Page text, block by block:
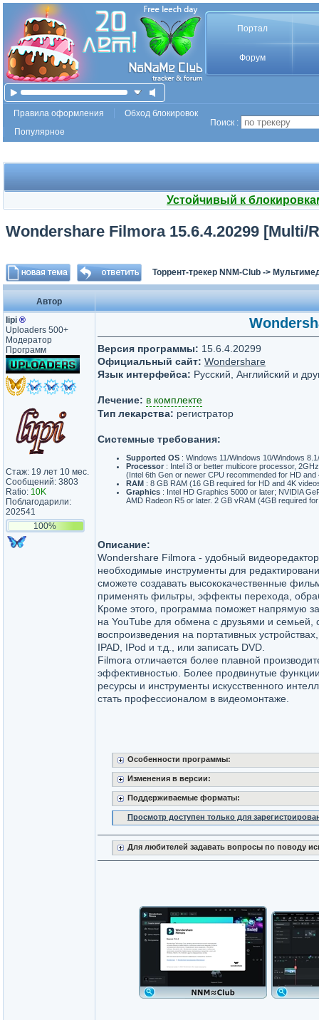
Портал
Форум
Правила оформления
Обход блокировок
Популярное
Поиск :
Устойчивый к
Wondershare Filmora 15.6.4.20299 [Multi/
Торрент-трекер NNM-Club ->
Автор
lipi ®
Uploaders 500+
Модератор
Программ
Стаж: 19 лет 10 мес.
Сообщений: 3803
Ratio: 10K
Поблагодарили:
202541
100%
Версия программы: 15.6.4.20299
Официальный сайт: Wondershare
Язык интерфейса: Русский, Английский и
Лечение: в комплекте
Тип лекарства: регистратор
Системные требования:
Supported OS : Windows 11/Windows 10/Windows
Processor : Intel i3 or better multicore processor,
(Intel 6th Gen or newer CPU recommended for HD and
RAM : 8 GB RAM (16 GB required for HD and 4K
Graphics : Intel HD Graphics 5000 or later; NVIDIA
AMD Radeon R5 or later. 2 GB vRAM (4GB required
Описание:
Wondershare Filmora - удобный
необходимые инструменты для
сможете создавать высококачественные
применять фильтры, эффекты перехода,
Кроме этого, программа поможет напрямую
на YouTube для обмена с друзьями и семьей,
воспроизведения на портативных
IPAD, IPod и т.д., или записать DVD.
Filmora отличается более плавной
эффективностью. Более продвинутые
ресурсы и инструменты искусственного
стать профессионалом в видеомонтаже.
Особенности программы:
Изменения в версии:
Поддерживаемые форматы:
Просмотр доступен только для
Для любителей задавать вопросы по поводу